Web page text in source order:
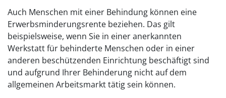
Auch Menschen mit einer Behindung können eine
Erwerbsminderungsrente beziehen. Das gilt
beispielsweise, wenn Sie in einer anerkannten
Werkstatt für behinderte Menschen oder in einer
anderen beschützenden Einrichtung beschäftigt sind
und aufgrund Ihrer Behinderung nicht auf dem
allgemeinen Arbeitsmarkt tätig sein können.